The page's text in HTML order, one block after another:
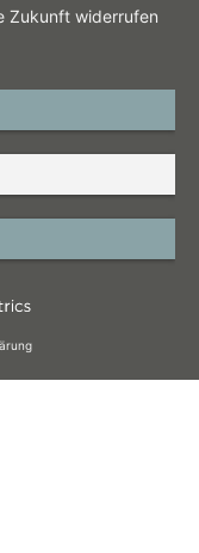
Zukunft widerrufen